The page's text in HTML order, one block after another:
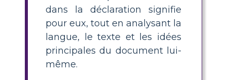
dans la déclaration signifie
pour eux, tout en analysant la
langue, le texte et les idées
principales du document lui-
même.